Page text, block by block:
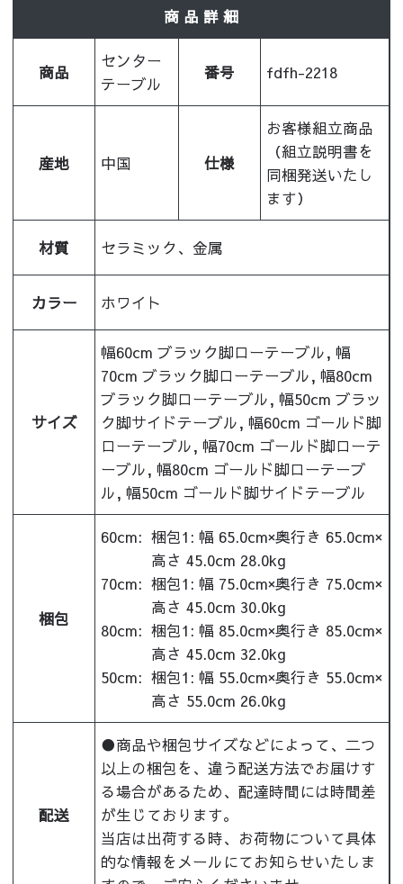
商 品 詳 細
商品
センター
テーブル
番号 fdfh-2218
産地 中国 仕様
お客様組立商品
（組立説明書を
同梱発送いたし
ます）
材質 セラミック、金属
カラー ホワイト
サイズ
幅60cm ブラック脚ローテーブル, 幅
70cm ブラック脚ローテーブル, 幅80cm
ブラック脚ローテーブル, 幅50cm ブラッ
ク脚サイドテーブル, 幅60cm ゴールド脚
ローテーブル, 幅70cm ゴールド脚ローテ
ーブル, 幅80cm ゴールド脚ローテーブ
ル, 幅50cm ゴールド脚サイドテーブル
梱包
60cm: 梱包1: 幅 65.0cm×奥行き 65.0cm×
高さ 45.0cm 28.0kg
70cm: 梱包1: 幅 75.0cm×奥行き 75.0cm×
高さ 45.0cm 30.0kg
80cm: 梱包1: 幅 85.0cm×奥行き 85.0cm×
高さ 45.0cm 32.0kg
50cm: 梱包1: 幅 55.0cm×奥行き 55.0cm×
高さ 55.0cm 26.0kg
配送
●商品や梱包サイズなどによって、二つ
以上の梱包を、違う配送方法でお届けす
る場合があるため、配達時間には時間差
が生じております。
当店は出荷する時、お荷物について具体
的な情報をメールにてお知らせいたしま